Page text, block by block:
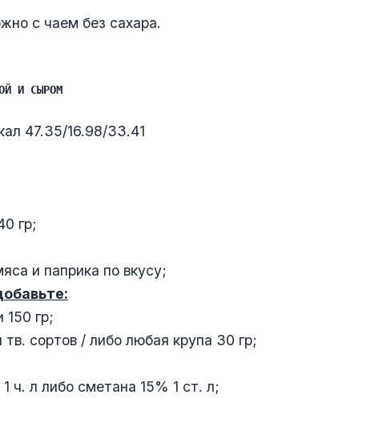
с чаем без сахара.
И СЫРОМ
47.35/16.98/33.41
гр;
и паприка по вкусу;
гр;
сортов / либо любая крупа 30 гр;
ч. л либо сметана 15% 1 ст. л;